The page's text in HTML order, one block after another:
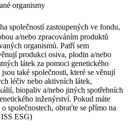
organismy
společností zastoupených ve fondu,
a/nebo zpracováním produktů
organismů. Patří sem
produkci osiva, plodin a/nebo
látek za pomoci genetického
také společnosti, které se věnují
léčiv nebo aktivních látek,
biopaliv a/nebo jiných spotřebních
inženýrství. Pokud máte
společnostech, obraťte se přímo na
ESG)